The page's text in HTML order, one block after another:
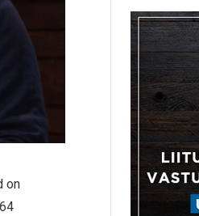
on